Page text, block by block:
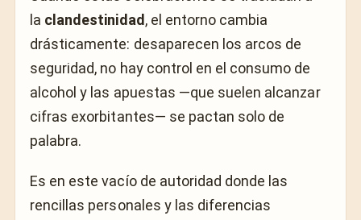
la clandestinidad, el entorno cambia
drásticamente: desaparecen los arcos de
seguridad, no hay control en el consumo de
alcohol y las apuestas —que suelen alcanzar
cifras exorbitantes— se pactan solo de
palabra.
Es en este vacío de autoridad donde las
rencillas personales y las diferencias